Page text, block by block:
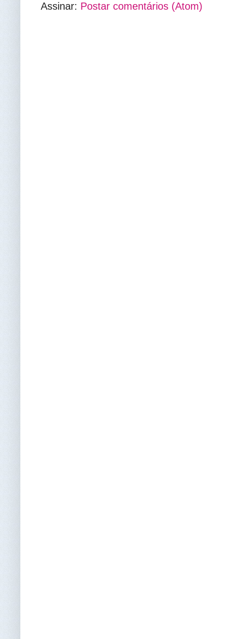
Assinar: Postar comentários (Atom)